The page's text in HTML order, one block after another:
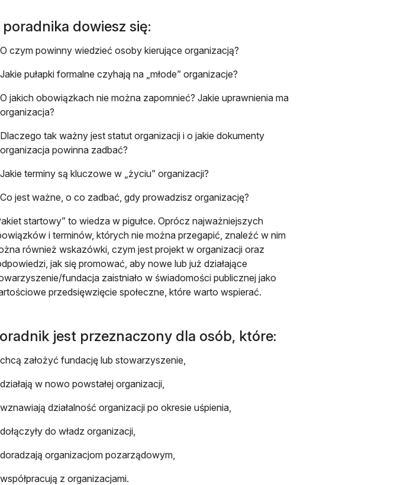
poradnika dowiesz się:
O czym powinny wiedzieć osoby kierujące organizacją?
Jakie pułapki formalne czyhają na „młode” organizacje?
O jakich obowiązkach nie można zapomnieć? Jakie uprawnienia ma
organizacja?
Dlaczego tak ważny jest statut organizacji i o jakie dokumenty
organizacja powinna zadbać?
Jakie terminy są kluczowe w „życiu” organizacji?
Co jest ważne, o co zadbać, gdy prowadzisz organizację?
startowy” to wiedza w pigułce. Oprócz najważniejszych
i terminów, których nie można przegapić, znaleźć w nim
również wskazówki, czym jest projekt w organizacji oraz
jak się promować, aby nowe lub już działające
fundacja zaistniało w świadomości publicznej jako
przedsięwzięcie społeczne, które warto wspierać.
jest przeznaczony dla osób, które:
chcą założyć fundację lub stowarzyszenie,
działają w nowo powstałej organizacji,
wznawiają działalność organizacji po okresie uśpienia,
dołączyły do władz organizacji,
doradzają organizacjom pozarządowym,
współpracują z organizacjami.